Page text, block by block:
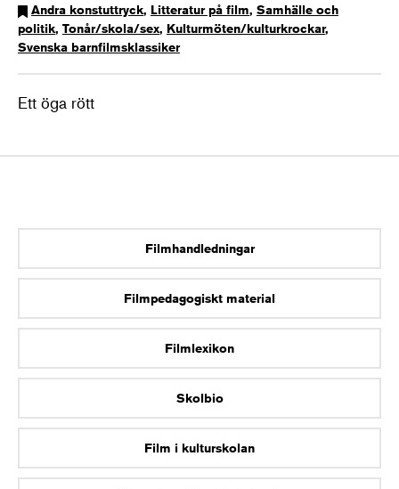
Andra konstuttryck, Litteratur på film, Samhälle och
politik, Tonår/skola/sex, Kulturmöten/kulturkrockar,
Svenska barnfilmsklassiker
Ett öga rött
Filmhandledningar
Filmpedagogiskt material
Filmlexikon
Skolbio
Film i kulturskolan